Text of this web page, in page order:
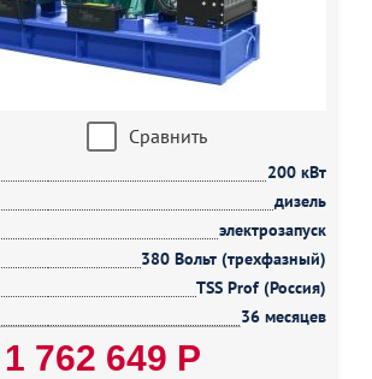
Сравнить
200 кВт
дизель
электрозапуск
380 Вольт (трехфазный)
TSS Prof (Россия)
36 месяцев
1 762 649 Р